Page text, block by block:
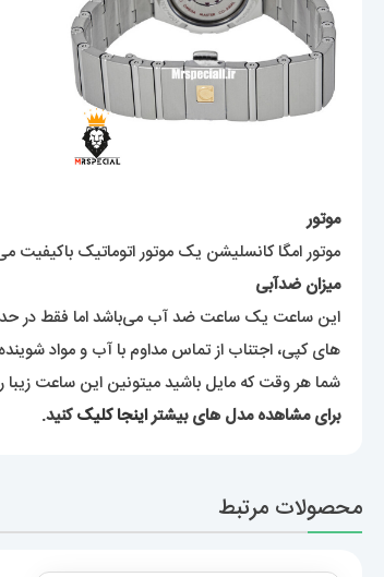
موتور
موتور امگا کانسلیشن یک موتور اتوماتیک
میزان ضدآبی
این ساعت یک ساعت ضد آب می‌باشد اما فقط در حد
های کپی، اجتناب از تماس مداوم با آب و مواد
شما هر وقت که مایل باشید میتونین این ساعت زیبا
برای مشاهده مدل های بیشتراینجا کلیککنید.
محصولات مرتبط